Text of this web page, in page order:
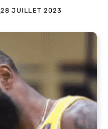
28 JUILLET 2023